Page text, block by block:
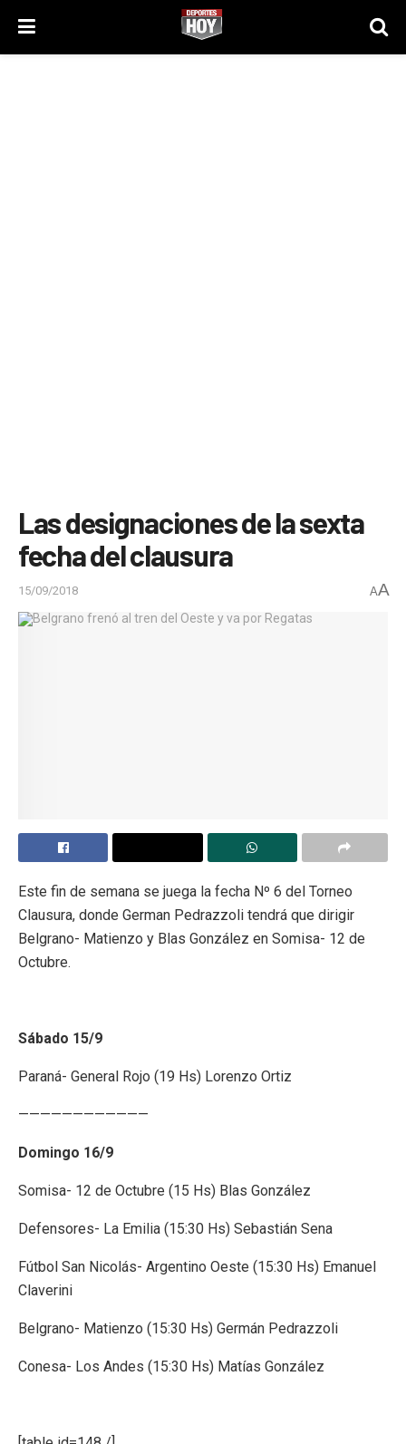
Las designaciones de la sexta
fecha del clausura
15/09/2018 AA
Este fin de semana se juega la fecha Nº 6 del Torneo
Clausura, donde German Pedrazzoli tendrá que dirigir
Belgrano- Matienzo y Blas González en Somisa- 12 de
Octubre.
Sábado 15/9
Paraná- General Rojo (19 Hs) Lorenzo Ortiz
————————————
Domingo 16/9
Somisa- 12 de Octubre (15 Hs) Blas González
Defensores- La Emilia (15:30 Hs) Sebastián Sena
Fútbol San Nicolás- Argentino Oeste (15:30 Hs) Emanuel
Claverini
Belgrano- Matienzo (15:30 Hs) Germán Pedrazzoli
Conesa- Los Andes (15:30 Hs) Matías González